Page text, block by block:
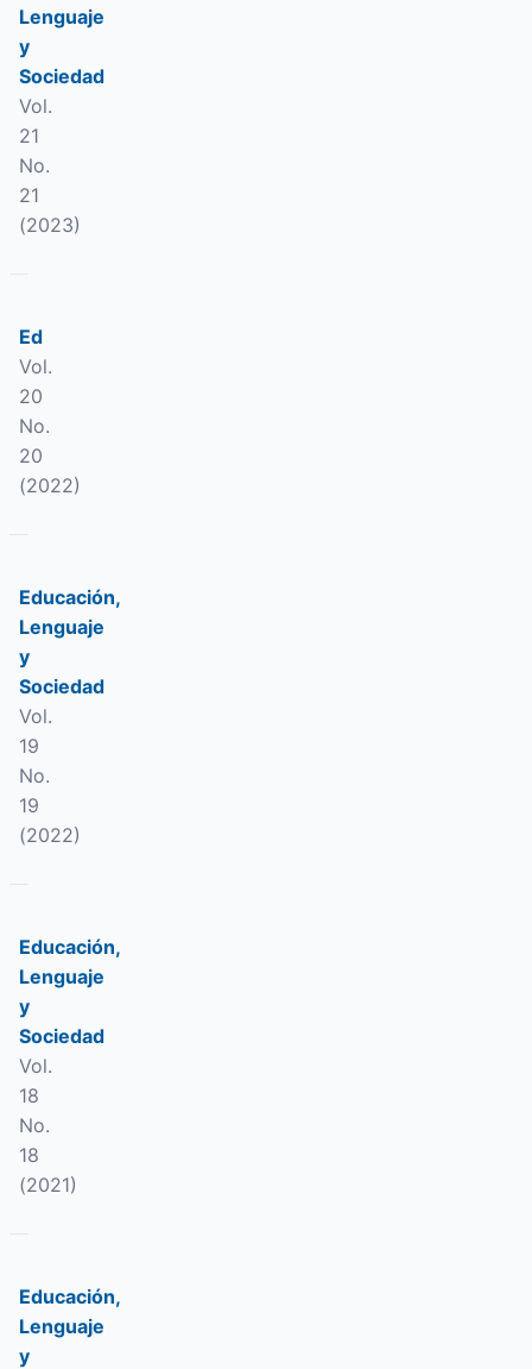
Lenguaje
y
Sociedad
Vol.
21
No.
21
(2023)
Ed
Vol.
20
No.
20
(2022)
Educación,
Lenguaje
y
Sociedad
Vol.
19
No.
19
(2022)
Educación,
Lenguaje
y
Sociedad
Vol.
18
No.
18
(2021)
Educación,
Lenguaje
y